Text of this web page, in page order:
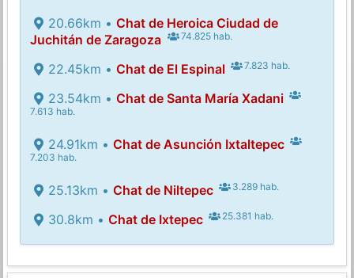
20.66km • Chat de Heroica Ciudad de
Juchitán de Zaragoza
74.825 hab.
22.45km • Chat de El Espinal 7.823 hab.
23.54km • Chat de Santa María Xadani
7.613 hab.
24.91km • Chat de Asunción Ixtaltepec
7.203 hab.
25.13km • Chat de Niltepec 3.289 hab.
30.8km • Chat de Ixtepec 25.381 hab.